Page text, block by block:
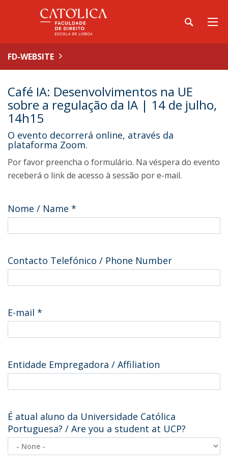
FD-WEBSITE
Café IA: Desenvolvimentos na UE
sobre a regulação da IA | 14 de julho,
14h15
O evento decorrerá online, através da
plataforma Zoom.
Por favor preencha o formulário. Na véspera do evento
receberá o link de acesso à sessão por e-mail.
Nome / Name *
Contacto Telefónico / Phone Number
E-mail *
Entidade Empregadora / Affiliation
É atual aluno da Universidade Católica
Portuguesa? / Are you a student at UCP?